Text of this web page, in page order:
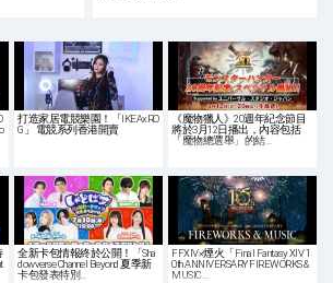
打造家居電競樂園！「IKEAxRO
G」 電競系列香港開賣
《魔物獵人》20週年紀念節目
將於3月12日播出，內容包括
「魔物總選舉」的結…
全新卡包情報終於公開！「Sha
dowverse Channel Beyond 夏季新
卡包發表特別…
FFXIV×煙火「Final Fantasy XIV 1
0th ANNIVERSARY FIREWORKS &
MUSIC…